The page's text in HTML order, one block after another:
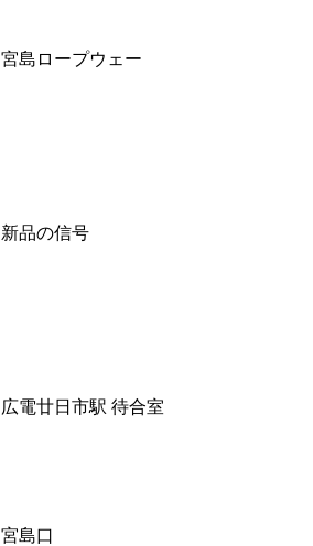
宮島ロープウェー
新品の信号
広電廿日市駅 待合室
宮島口